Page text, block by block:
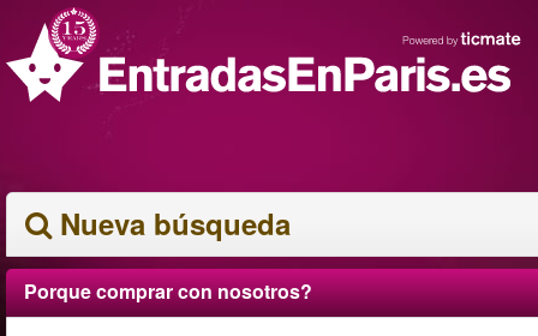
Nueva búsqueda
Porque comprar con nosotros?